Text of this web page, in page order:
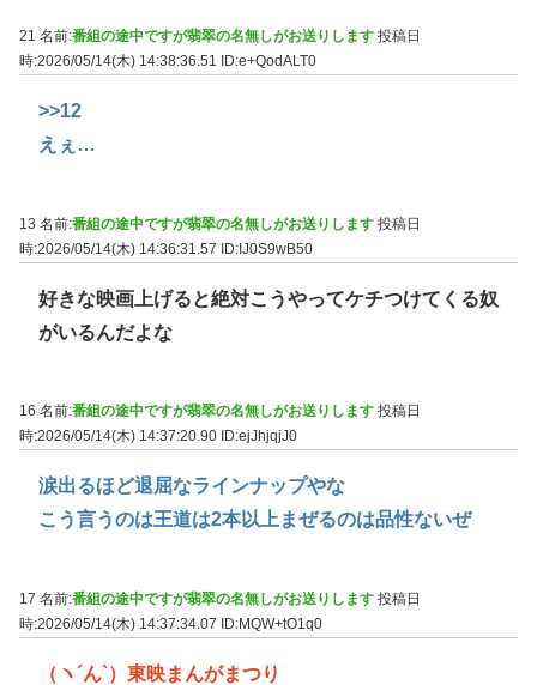
21 名前:番組の途中ですが翡翠の名無しがお送りします 投稿日
時:2026/05/14(木) 14:38:36.51
ID:e+QodALT0
>>12
えぇ…
13 名前:番組の途中ですが翡翠の名無しがお送りします 投稿日
時:2026/05/14(木) 14:36:31.57 ID:IJ0S9wB50
好きな映画上げると絶対こうやってケチつけてくる奴
がいるんだよな
16 名前:番組の途中ですが翡翠の名無しがお送りします 投稿日
時:2026/05/14(木) 14:37:20.90 ID:ejJhjqjJ0
涙出るほど退屈なラインナップやな
こう言うのは王道は2本以上まぜるのは品性ないぜ
17 名前:番組の途中ですが翡翠の名無しがお送りします 投稿日
時:2026/05/14(木) 14:37:34.07 ID:MQW+tO1q0
（ヽ´ん`）東映まんがまつり